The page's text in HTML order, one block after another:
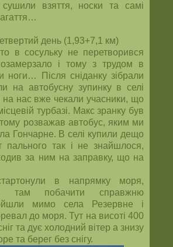
взяття, носки та самі
день (1,93+7,1 км)
в сосульку не перетворився
і тому з трудом в
ноги… Після сніданку зібрали
на автобусну зупинку в селі
нас вже чекали учасники, що
турбазі. Макс зранку був
розважав автобус, яким ми
Гончарне. В селі купили дещо
пального так і не знайшлося,
за ним на заправку, що на
в напрямку моря,
там побачити справжню
мимо села Резервне і
до моря. Тут на висоті 400
та дує холодний вітер а знизу
та берег без снігу.